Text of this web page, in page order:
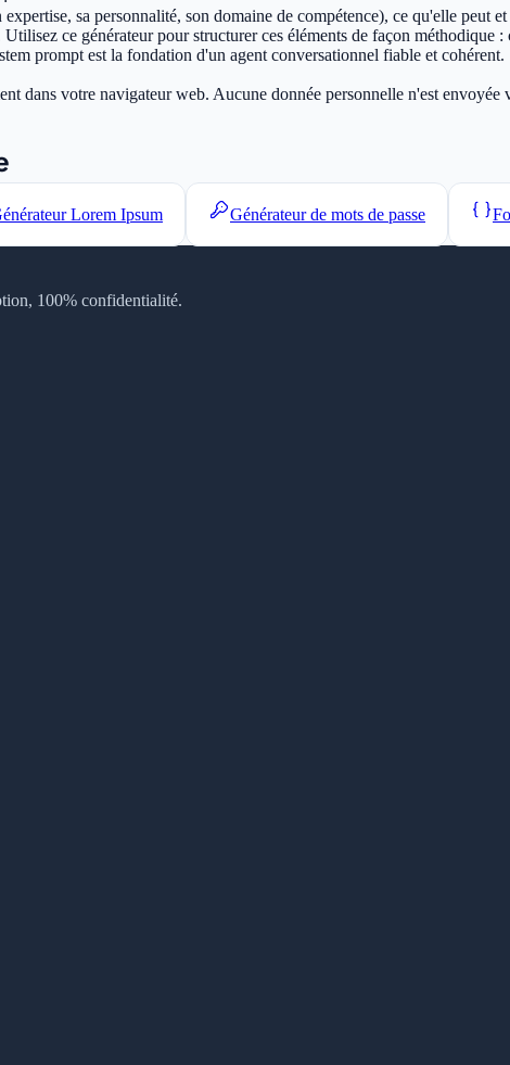
sa personnalité, son domaine de compétence), ce qu'elle peut
ce générateur pour structurer ces éléments de façon méthodique
prompt est la fondation d'un agent conversationnel fiable et cohérent.
dans votre navigateur web. Aucune donnée personnelle n'est
Lorem Ipsum Générateur de mots de passe
100% confidentialité.